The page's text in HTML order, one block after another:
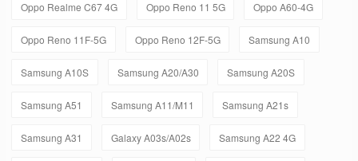
Oppo Realme C67 4G Oppo Reno 11 5G Oppo A60-4G
Oppo Reno 11F-5G Oppo Reno 12F-5G Samsung A10
Samsung A10S Samsung A20/A30 Samsung A20S
Samsung A51 Samsung A11/M11 Samsung A21s
Samsung A31 Galaxy A03s/A02s Samsung A22 4G